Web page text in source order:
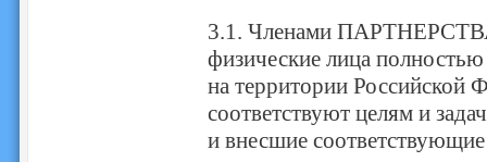
3.1. Членами
физические лица
на территории Российской
соответствуют целям и
и внесшие